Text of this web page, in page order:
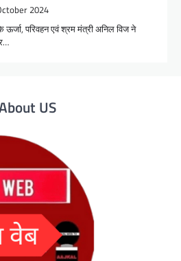
2024
ऊर्जा, परिवहन एवं श्रम मंत्री अनिल विज ने
US